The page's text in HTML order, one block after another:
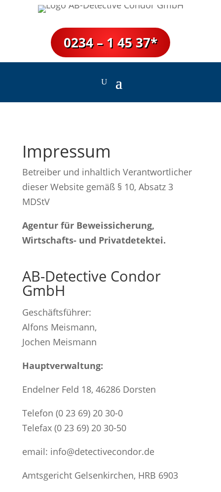
0234 – 1 45 37*
Impressum
Betreiber und inhaltlich Verantwortlicher
dieser Website gemäß § 10, Absatz 3
MDStV
Agentur für Beweissicherung,
Wirtschafts- und Privatdetektei.
AB-Detective Condor
GmbH
Geschäftsführer:
Alfons Meismann,
Jochen Meismann
Hauptverwaltung:
Endelner Feld 18, 46286 Dorsten
Telefon (0 23 69) 20 30-0
Telefax (0 23 69) 20 30-50
email: info@detectivecondor.de
Amtsgericht Gelsenkirchen, HRB 6903